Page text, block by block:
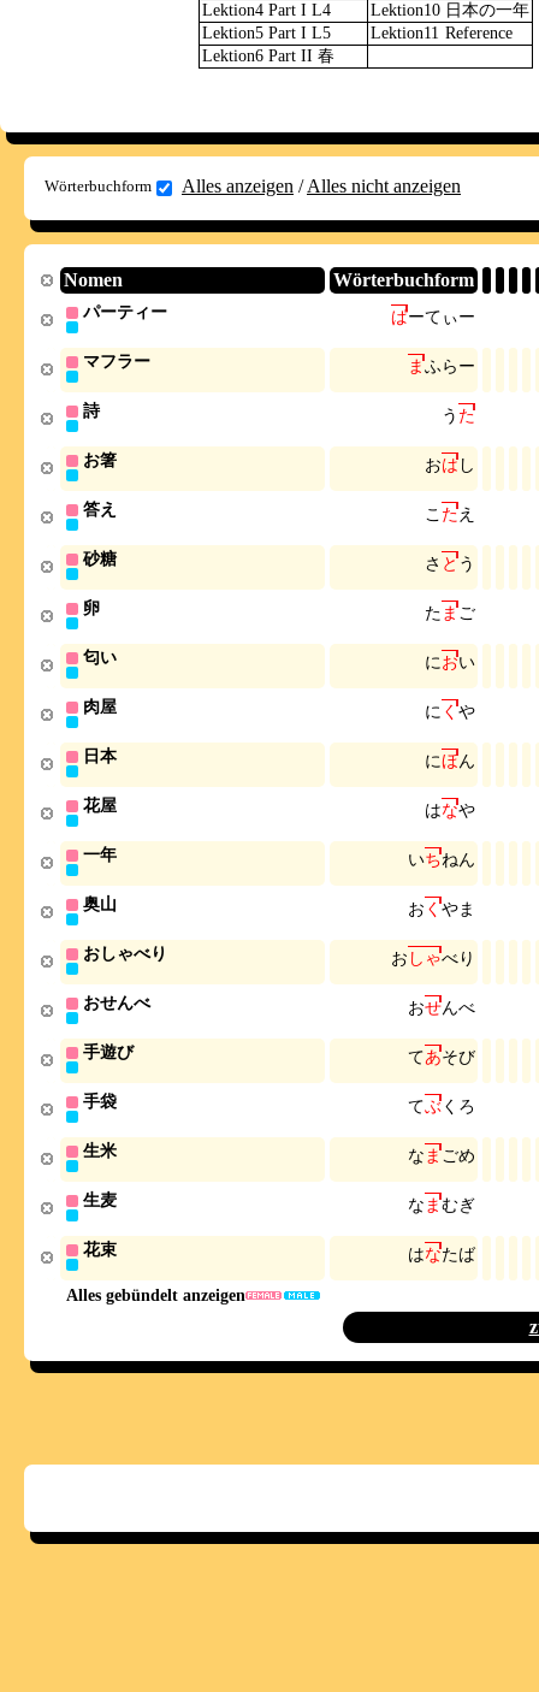
Lektion4 Part I L4 Lektion10 日本の一年
Lektion5 Part I L5 Lektion11 Reference
Lektion6 Part II 春
Wörterbuchform Alles anzeigen /Alles nicht anzeigen
Nomen Wörterbuchform
Alles gebündelt anzeigen
パーティー ぱーてぃー
マフラー まふらー
詩 う た
お箸 おはし
答え こ たえ
砂糖 さ とう
卵 た まご
匂い におい
肉屋 に くや
日本 にほん
花屋 はなや
一年 いちねん
奥山 お くやま
おしゃべり お し ゃべり
おせんべ おせんべ
手遊び てあそび
手袋 てぶく ろ
生米 な まごめ
生麦 な まむぎ
花束 はなたば